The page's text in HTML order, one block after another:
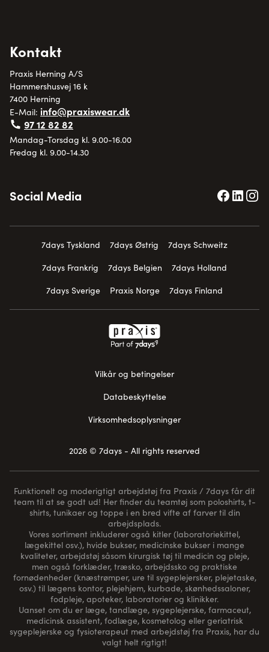
Kontakt
Praxis Herning A/S
Hammershusvej 16 k
7400 Herning
E-Mail: info@praxiswear.dk
97 12 82 82
Mandag-Torsdag kl. 9.00-16.00
Fredag kl. 9.00-14.30
Social Media
7days Tyskland 7days Østrig
7days Schweitz
7days Frankrig
7days Belgien
7days Holland
7days Sverige
Praxis Norge 7days Finland
Vilkår og betingelser
Databeskyttelse
Virksomhedsoplysninger
2026 © 7days - All rights reserved
Funktionelt og moderigtigt arbejdstøj fra Praxis / 7days får dit
team til at se godt ud! Her finder du teamtøj som poloshirts, t-
shirts, tunikaer og toppe i en bred vifte af farver til din
arbejdsplads.
Vores sortiment inkluderer også kitler (laboratoriekittel,
lægekittel osv.), hvide bukser, medicinske bukser i mange
kvaliteter, arbejdstøj såsom kirurgisk tøj til medicin og pleje,
men også forklæder, træsko, arbejdssko og praktiske
fornødenheder (knæstrømper, ure til sygeplejersker, plejetaske,
osv.) til lægens kontor, plejehjem, kurbade, skønhedssaloner,
fodpleje, apoteker, laboratorier og klinikker.
Uanset om du er læge, tandlæge, sygeplejerske, farmaceut,
medicinsk assistent, fodlæge, kosmetolog eller geriatrisk
sygeplejerske og fysioterapeut med arbejdstøj fra Praxis, har du
valgt helt rigtigt!